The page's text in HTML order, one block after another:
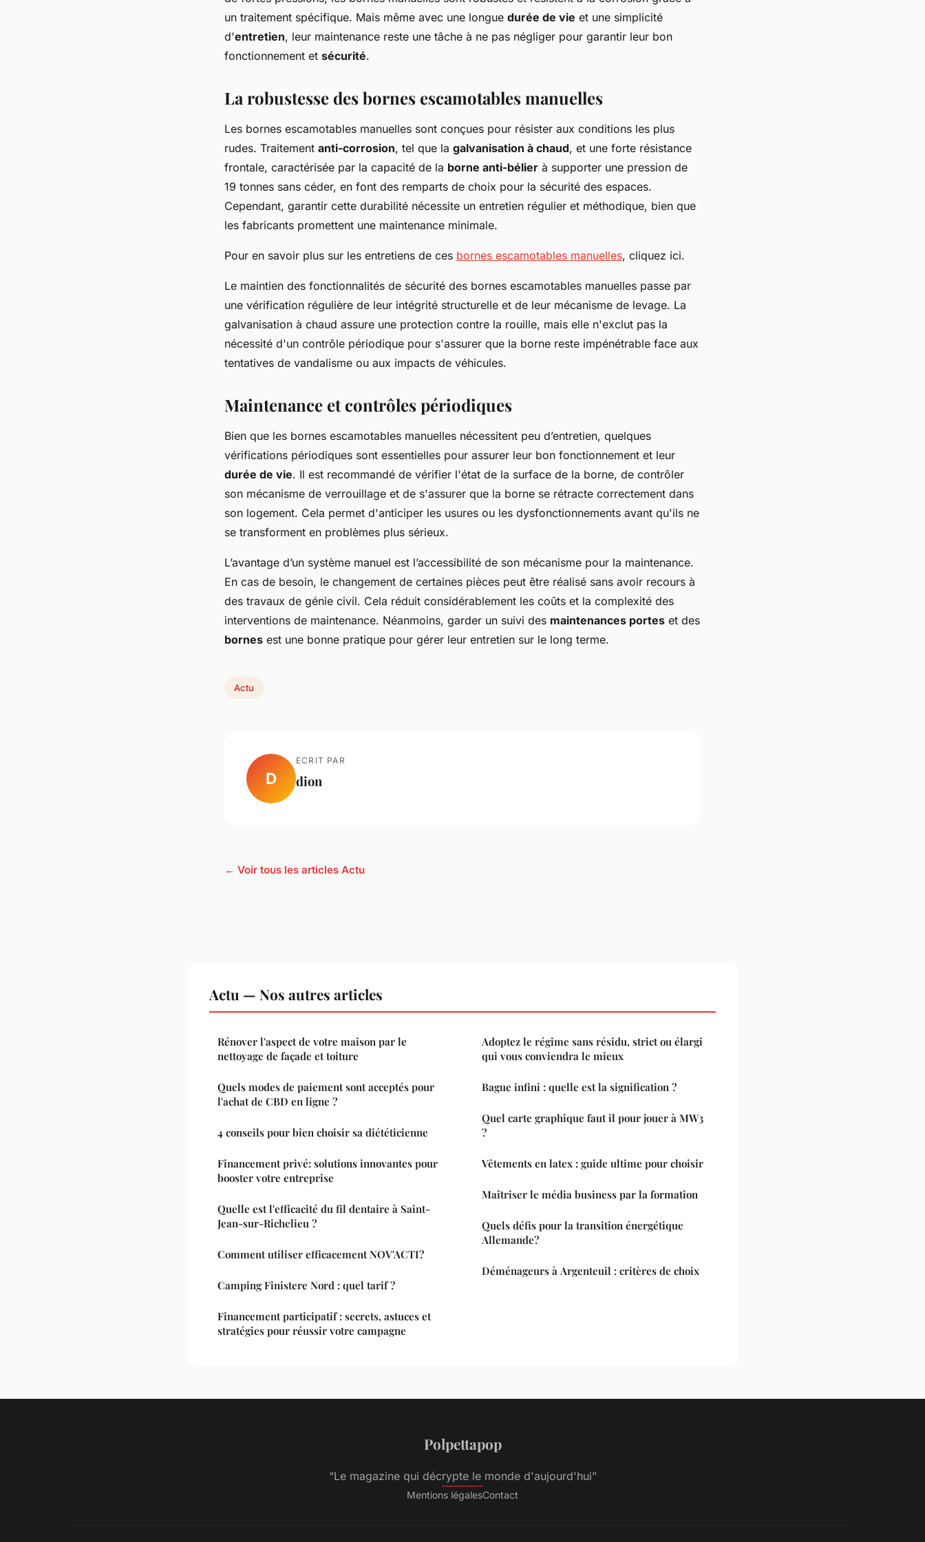
un traitement spécifique. Mais même avec une longue durée de vie et une simplicité
d'entretien, leur maintenance reste une tâche à ne pas négliger pour garantir leur bon
fonctionnement et sécurité.
La robustesse des bornes escamotables manuelles
Les bornes escamotables manuelles sont conçues pour résister aux conditions les plus
rudes. Traitement anti-corrosion, tel que la galvanisation à chaud, et une forte résistance
frontale, caractérisée par la capacité de la borne anti-bélier à supporter une pression de
19 tonnes sans céder, en font des remparts de choix pour la sécurité des espaces.
Cependant, garantir cette durabilité nécessite un entretien régulier et méthodique, bien que
les fabricants promettent une maintenance minimale.
Pour en savoir plus sur les entretiens de ces bornes escamotables manuelles, cliquez ici.
Le maintien des fonctionnalités de sécurité des bornes escamotables manuelles passe par
une vérification régulière de leur intégrité structurelle et de leur mécanisme de levage. La
galvanisation à chaud assure une protection contre la rouille, mais elle n'exclut pas la
nécessité d'un contrôle périodique pour s'assurer que la borne reste impénétrable face aux
tentatives de vandalisme ou aux impacts de véhicules.
Maintenance et contrôles périodiques
Bien que les bornes escamotables manuelles nécessitent peu d’entretien, quelques
vérifications périodiques sont essentielles pour assurer leur bon fonctionnement et leur
durée de vie. Il est recommandé de vérifier l'état de la surface de la borne, de contrôler
son mécanisme de verrouillage et de s'assurer que la borne se rétracte correctement dans
son logement. Cela permet d'anticiper les usures ou les dysfonctionnements avant qu'ils ne
se transforment en problèmes plus sérieux.
L’avantage d’un système manuel est l’accessibilité de son mécanisme pour la maintenance.
En cas de besoin, le changement de certaines pièces peut être réalisé sans avoir recours à
des travaux de génie civil. Cela réduit considérablement les coûts et la complexité des
interventions de maintenance. Néanmoins, garder un suivi des maintenances portes et des
bornes est une bonne pratique pour gérer leur entretien sur le long terme.
Actu
D
ECRIT PAR
dion
← Voir tous les articles Actu
Actu — Nos autres articles
Rénover l'aspect de votre maison par le
nettoyage de façade et toiture
Quels modes de paiement sont acceptés pour
l'achat de CBD en ligne ?
4 conseils pour bien choisir sa diététicienne
Financement privé: solutions innovantes pour
booster votre entreprise
Quelle est l'efficacité du fil dentaire à Saint-
Jean-sur-Richelieu ?
Comment utiliser efficacement NOV'ACTI?
Camping Finistere Nord : quel tarif ?
Financement participatif : secrets, astuces et
stratégies pour réussir votre campagne
Adoptez le régime sans résidu, strict ou élargi
qui vous conviendra le mieux
Bague infini : quelle est la signification ?
Quel carte graphique faut il pour jouer à MW3
?
Vêtements en latex : guide ultime pour choisir
Maîtriser le média business par la formation
Quels défis pour la transition énergétique
Allemande?
Déménageurs à Argenteuil : critères de choix
Polpettapop
“Le magazine qui décrypte le monde d'aujourd'hui”
Mentions légalesContact